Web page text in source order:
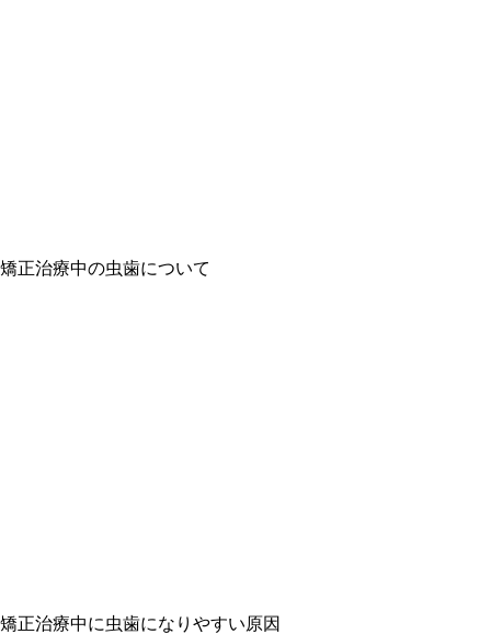
矯正治療中の虫歯について
矯正治療中に虫歯になりやすい原因